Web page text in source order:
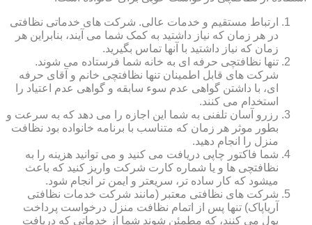
ارتباط مستقیم و خدمات عالی. شرکت های خدماتی نظافتی
در هر زمان که نیاز داشتید به کمک شما می آیند، بنابراین هر
زمان که نیاز داشتید با آنها تماس بگیرید.
تنها نظافتچی حرفه ای به خانه شما فرستاده می شوند.
شرکت های قابل اطمینان تنها نظافتچی خانم و آقای حرفه
ای، با داشتن گواهی عدم سوء سابقه و گواهی عدم اعتیاد را
استخدام می کنند.
رزرو آسان تلفنی به شما این اجازه را می دهد که به سرعت و
بطور موثر هر زمان که متناسب با برنامه خانواده بود نظافت
منزل را انجام دهید.
شما فاکتور چاپی دریافت می کنید و می توانید هزینه را به
نظافتچی ها و یا شماره کارت شرکت واریز کنید که باعث
میشود که کار ساده تر، سریعتر و ایمن تر انجام شود.
شرکت های نظافتی معتبر (مانند شرکت خدمات نظافتی
آریاپاک) تنها پس از اتمام نظافت منزل درخواست پرداخت
پول می کنند، که مطمئن شوند شما از خدماتی که دریافت